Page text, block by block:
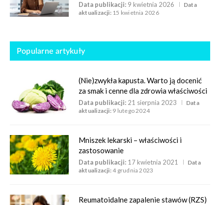
Data publikacji: 9 kwietnia 2026
Data
aktualizacji: 15 kwietnia 2026
Popularne artykuły
(Nie)zwykła kapusta. Warto ją docenić
za smak i cenne dla zdrowia właściwości
Data publikacji: 21 sierpnia 2023
Data
aktualizacji: 9 lutego 2024
Mniszek lekarski – właściwości i
zastosowanie
Data publikacji: 17 kwietnia 2021
Data
aktualizacji:4 grudnia 2023
Reumatoidalne zapalenie stawów (RZS)